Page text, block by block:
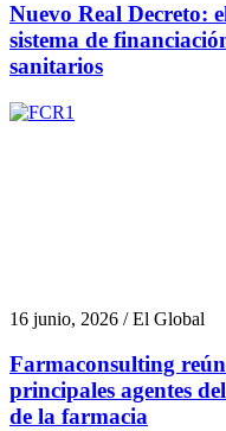
Nuevo Real Decreto:
sistema de
sanitarios
16 junio, 2026 / El Global
Farmaconsulting
principales agentes
de la farmacia